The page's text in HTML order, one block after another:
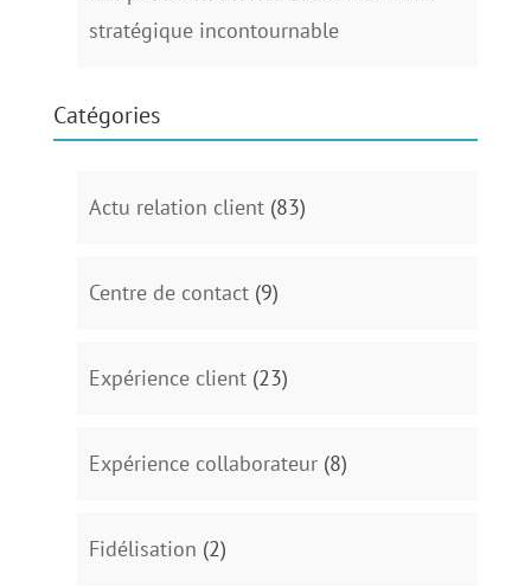
stratégique incontournable
Catégories
Actu relation client(83)
Centre de contact(9)
Expérience client(23)
Expérience collaborateur(8)
Fidélisation (2)